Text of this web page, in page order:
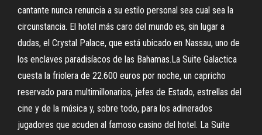
cantante nunca renuncia a su estilo personal sea cual sea la
circunstancia. El hotel más caro del mundo es, sin lugar a
dudas, el Crystal Palace, que está ubicado en Nassau, uno de
los enclaves paradisíacos de las Bahamas.La Suite Galactica
cuesta la friolera de 22.600 euros por noche, un capricho
reservado para multimillonarios, jefes de Estado, estrellas del
cine y de la música y, sobre todo, para los adinerados
jugadores que acuden al famoso casino del hotel. La Suite